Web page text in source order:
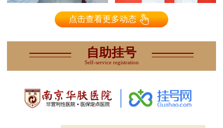
点击查看更多动态
自助挂号
Self-service registration